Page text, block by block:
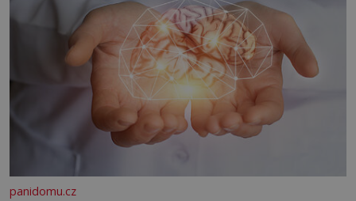
panidomu.cz